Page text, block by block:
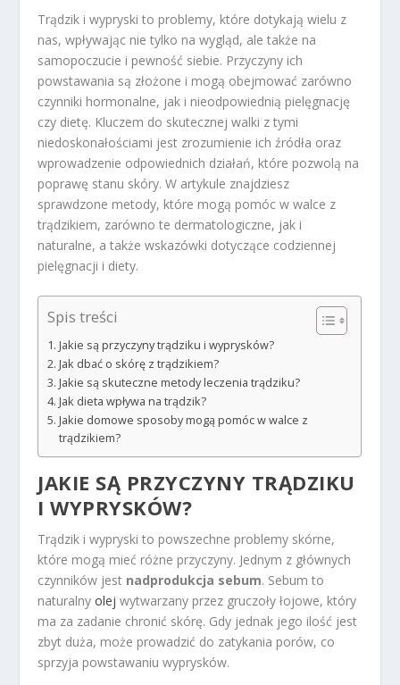
Trądzik i wypryski to problemy, które dotykają wielu z
nas, wpływając nie tylko na wygląd, ale także na
samopoczucie i pewność siebie. Przyczyny ich
powstawania są złożone i mogą obejmować zarówno
czynniki hormonalne, jak i nieodpowiednią pielęgnację
czy dietę. Kluczem do skutecznej walki z tymi
niedoskonałościami jest zrozumienie ich źródła oraz
wprowadzenie odpowiednich działań, które pozwolą na
poprawę stanu skóry. W artykule znajdziesz
sprawdzone metody, które mogą pomóc w walce z
trądzikiem, zarówno te dermatologiczne, jak i
naturalne, a także wskazówki dotyczące codziennej
pielęgnacji i diety.
Spis treści
Jakie są przyczyny trądziku i wyprysków?
Jak dbać o skórę z trądzikiem?
Jakie są skuteczne metody leczenia trądziku?
Jak dieta wpływa na trądzik?
Jakie domowe sposoby mogą pomóc w walce z
trądzikiem?
JAKIE SĄ PRZYCZYNY TRĄDZIKU
I WYPRYSKÓW?
Trądzik i wypryski to powszechne problemy skórne,
które mogą mieć różne przyczyny. Jednym z głównych
czynników jest nadprodukcja sebum. Sebum to
naturalnyolej wytwarzany przez gruczoły łojowe, który
ma za zadanie chronić skórę. Gdy jednak jego ilość jest
zbyt duża, może prowadzić do zatykania porów, co
sprzyja powstawaniu wyprysków.